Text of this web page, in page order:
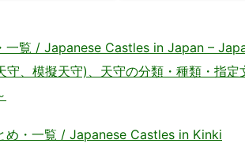
一覧 / Japanese Castles in Japan –
、模擬天守)、天守の分類・種類・指
め・一覧 / Japanese Castles in Kinki